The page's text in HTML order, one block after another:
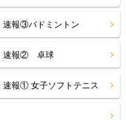
報③バドミントン
速報② 卓球
報① 女子ソフトテニス